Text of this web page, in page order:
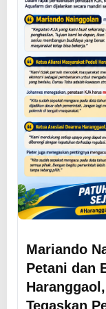
Mariando
Petani dan
Tegaskan